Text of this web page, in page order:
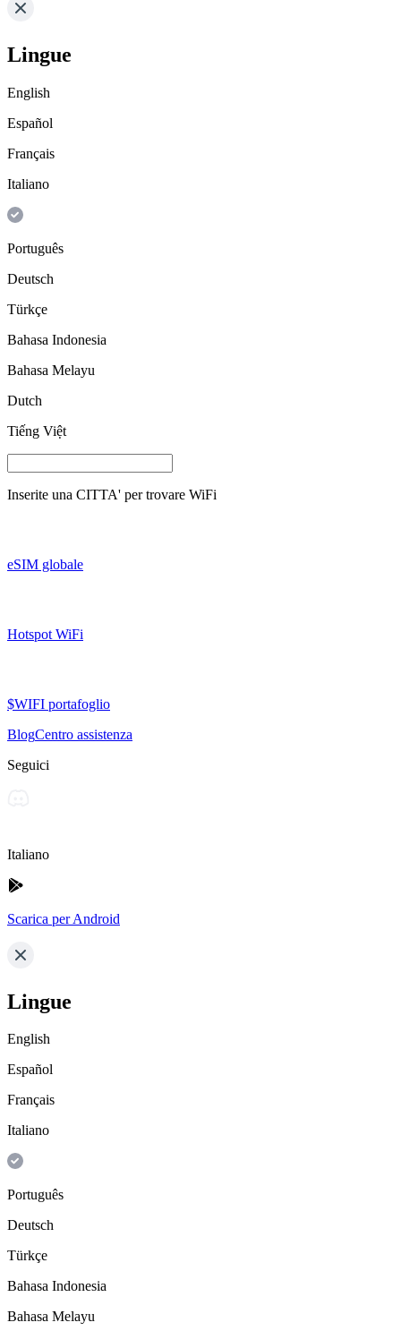
Lingue
English
Español
Français
Italiano
Português
Deutsch
Türkçe
Bahasa Indonesia
Bahasa Melayu
Dutch
Tiếng Việt
Inserite una CITTA' per trovare WiFi
eSIM globale
Hotspot WiFi
$WIFI portafoglio
BlogCentro assistenza
Seguici
Italiano
Scarica per Android
Lingue
English
Español
Français
Italiano
Português
Deutsch
Türkçe
Bahasa Indonesia
Bahasa Melayu